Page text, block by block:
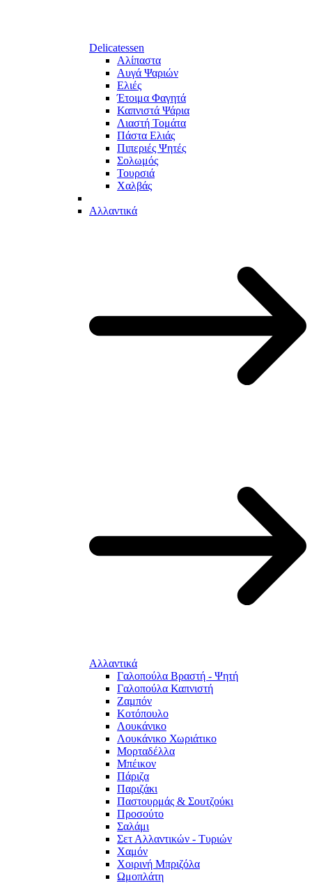
Delicatessen
Αλίπαστα
Αυγά Ψαριών
Ελιές
Έτοιμα Φαγητά
Καπνιστά Ψάρια
Λιαστή Τομάτα
Πάστα Ελιάς
Πιπεριές Ψητές
Σολωμός
Τουρσιά
Χαλβάς
Αλλαντικά
Αλλαντικά
Γαλοπούλα Βραστή - Ψητή
Γαλοπούλα Καπνιστή
Ζαμπόν
Κοτόπουλο
Λουκάνικο
Λουκάνικο Χωριάτικο
Μορταδέλλα
Μπέικον
Πάριζα
Παριζάκι
Παστουρμάς & Σουτζούκι
Προσούτο
Σαλάμι
Σετ Αλλαντικών - Τυριών
Χαμόν
Χοιρινή Μπριζόλα
Ωμοπλάτη